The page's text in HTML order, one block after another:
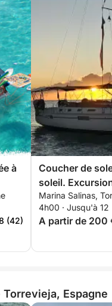
à
(42)
Coucher de
soleil.
Torrevieja.
Marina Salinas,
4h00 · Jusqu'à 12
A partir de 200
Espagne